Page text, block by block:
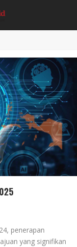
penerapan
yang signifikan